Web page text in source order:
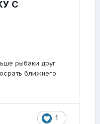
С
рыбаки друг
ближнего
1